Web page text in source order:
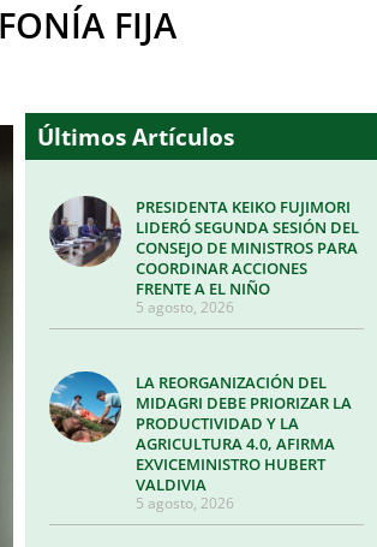
FIJA
Últimos Artículos
PRESIDENTA KEIKO FUJIMORI
LIDERÓ SEGUNDA SESIÓN DEL
CONSEJO DE MINISTROS PARA
COORDINAR ACCIONES
FRENTE A EL NIÑO
5 agosto, 2026
LA REORGANIZACIÓN DEL
MIDAGRI DEBE PRIORIZAR LA
PRODUCTIVIDAD Y LA
AGRICULTURA 4.0, AFIRMA
EXVICEMINISTRO HUBERT
VALDIVIA
5 agosto, 2026